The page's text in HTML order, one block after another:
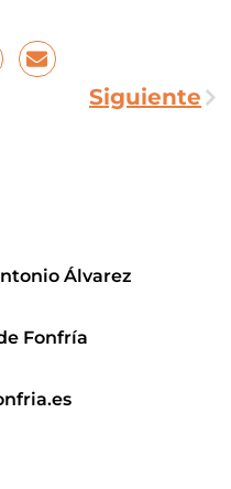
Siguiente
Álvarez
Fonfría